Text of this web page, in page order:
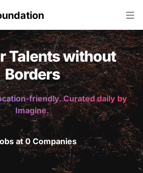
Talents without
Borders
friendly. Curated daily by
Imagine.
at 0 Companies